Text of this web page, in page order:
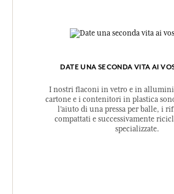
DATE UNA SECONDA VITA AI
I nostri flaconi in vetro e in
cartone e i contenitori in plastica
l’aiuto di una pressa per balle, i
compattati e successivamente
specializzate.